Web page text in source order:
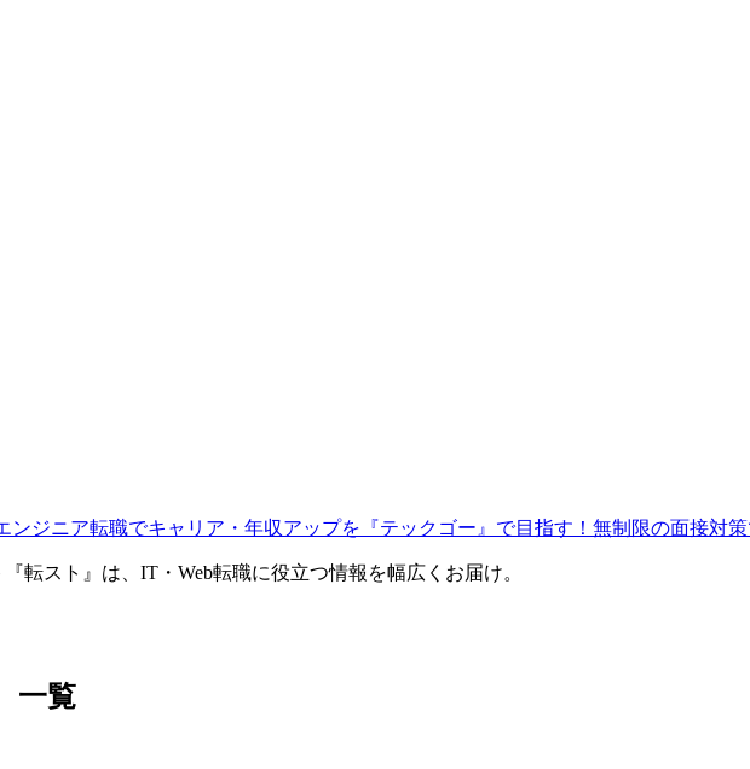
ンジニア転職でキャリア・年収アップを『テックゴー』で目指す！無制限の面接対
転スト』は、IT・Web転職に役立つ情報を幅広くお届け。
一覧